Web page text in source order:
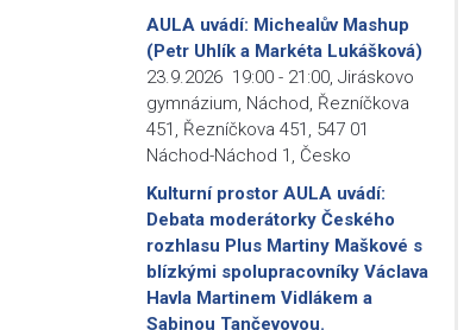
AULA uvádí: Michealův Mashup
(Petr Uhlík a Markéta Lukášková)
23.9.2026 19:00 - 21:00 Jiráskovo
gymnázium, Náchod, Řezníčkova
451, Řezníčkova 451, 547 01
Náchod-Náchod 1, Česko
Kulturní prostor AULA uvádí:
Debata moderátorky Českého
rozhlasu Plus Martiny Maškové s
blízkými spolupracovníky Václava
Havla Martinem Vidlákem a
Sabinou Tančevovou.